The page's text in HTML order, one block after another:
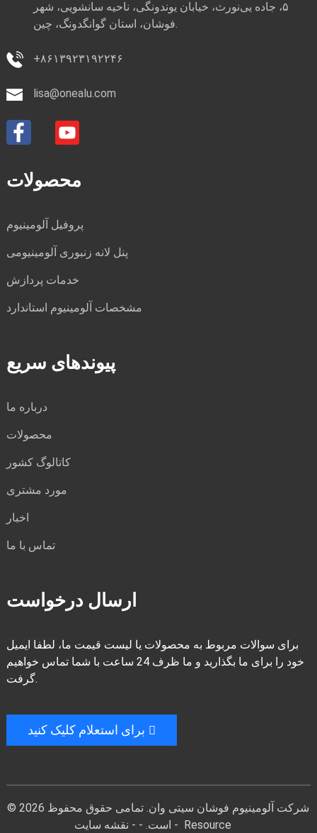
۵، جاده یی‌نورث، خیابان یوندونگی، ناحیه سانشویی، شهر
فوشان، استان گوانگدونگ، چین.
‎+۸۶۱۳۹۲۳۱۹۲۲۴۶‎
lisa@onealu.com
محصولات
پروفیل آلومینیوم
پنل لانه زنبوری آلومینیومی
خدمات پردازش
مشخصات آلومینیوم استاندارد
پیوندهای سریع
درباره ما
محصولات
کاتالوگ کشور
مورد مشتری
اخبار
تماس با ما
ارسال درخواست
برای سوالات مربوط به محصولات یا لیست قیمت ما، لطفا ایمیل
خود را برای ما بگذارید و ما ظرف 24 ساعت با شما تماس خواهیم
گرفت.
برای استعلام کلیک کنید
© 2026 شرکت آلومینیوم فوشان سیتی وان. تمامی حقوق محفوظ
است. - - نقشه سایت - Resource